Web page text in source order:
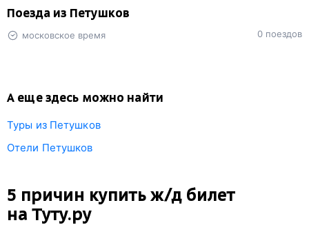
Поезда из Петушков
московское время 0 поездов
А еще здесь можно найти
Туры из Петушков
Отели Петушков
5 причин купить ж/д билет
на Туту.ру